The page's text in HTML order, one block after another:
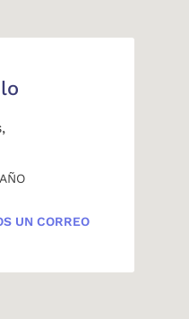
UN CORREO